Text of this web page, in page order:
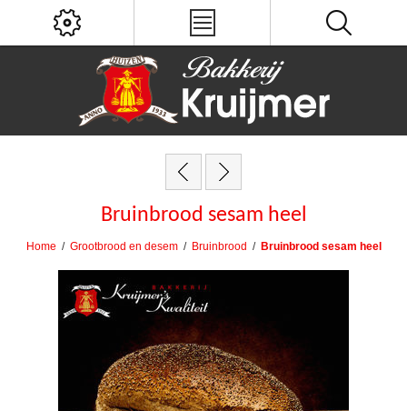
Bruinbrood sesam heel
Home / Grootbrood en desem / Bruinbrood / Bruinbrood sesam heel